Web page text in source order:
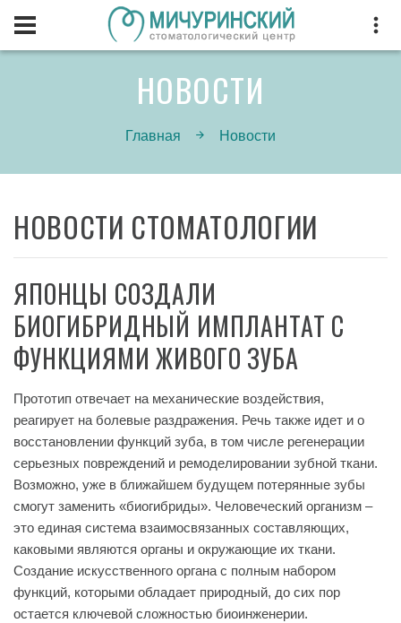
НОВОСТИ
Главная Новости
НОВОСТИ СТОМАТОЛОГИИ
ЯПОНЦЫ СОЗДАЛИ
БИОГИБРИДНЫЙ ИМПЛАНТАТ С
ФУНКЦИЯМИ ЖИВОГО ЗУБА
Прототип отвечает на механические воздействия,
реагирует на болевые раздражения. Речь также идет и о
восстановлении функций зуба, в том числе регенерации
серьезных повреждений и ремоделировании зубной ткани.
Возможно, уже в ближайшем будущем потерянные зубы
смогут заменить «биогибриды». Человеческий организм –
это единая система взаимосвязанных составляющих,
каковыми являются органы и окружающие их ткани.
Создание искусственного органа с полным набором
функций, которыми обладает природный, до сих пор
остается ключевой сложностью биоинженерии.